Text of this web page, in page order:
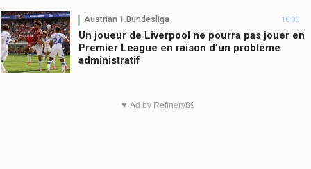
Austrian 1.Bundesliga 10:00
Un joueur de Liverpool ne pourra pas jouer en
Premier League en raison d’un problème
administratif
▼ Ad by Refinery89